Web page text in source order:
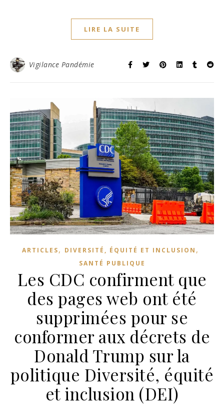
LIRE LA SUITE
Vigilance Pandémie
ARTICLES, DIVERSITÉ, ÉQUITÉ ET INCLUSION ,
SANTÉ PUBLIQUE
Les CDC confirment que
des pages web ont été
supprimées pour se
conformer aux décrets de
Donald Trump sur la
politique Diversité, équité
et inclusion (DEI)